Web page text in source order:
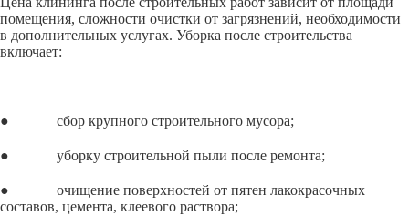
помещения, сложности очистки от загрязнений, необходимости
в дополнительных услугах. Уборка после строительства
включает:
● сбор крупного строительного мусора;
● уборку строительной пыли после ремонта;
● очищение поверхностей от пятен лакокрасочных
составов, цемента, клеевого раствора;